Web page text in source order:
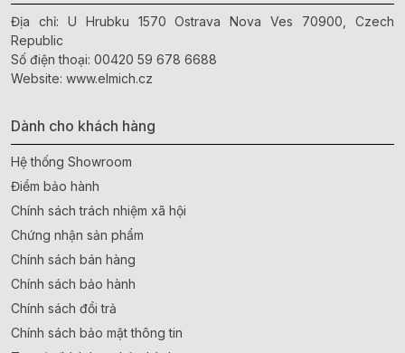
Địa chỉ: U Hrubku 1570 Ostrava Nova Ves 70900, Czech
Republic
Số điện thoại: 00420 59 678 6688
Website: www.elmich.cz
Dành cho khách hàng
Hệ thống Showroom
Điểm bảo hành
Chính sách trách nhiệm xã hội
Chứng nhận sản phẩm
Chính sách bán hàng
Chính sách bảo hành
Chính sách đổi trả
Chính sách bảo mật thông tin